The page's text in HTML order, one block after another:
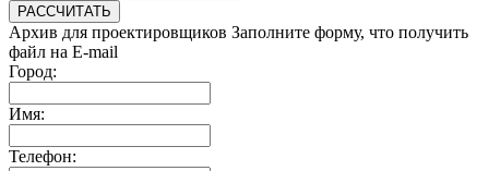
РАССЧИТАТЬ
Архив для проектировщиков Заполните форму, что получить
файл на E-mail
Город:
Имя:
Телефон: